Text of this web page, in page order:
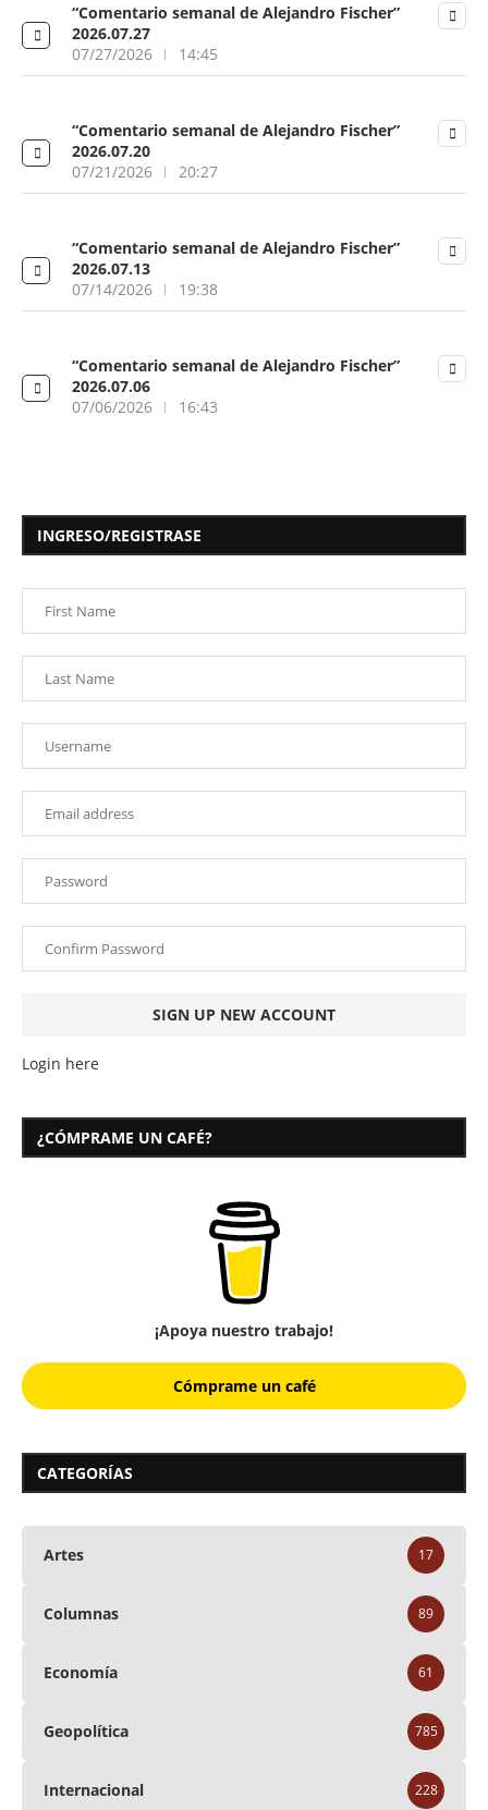
“Comentario semanal de Alejandro Fischer”
2026.07.27
07/27/2026
14:45
“Comentario semanal de Alejandro Fischer”
2026.07.20
07/21/2026
20:27
“Comentario semanal de Alejandro Fischer”
2026.07.13
07/14/2026
19:38
“Comentario semanal de Alejandro Fischer”
2026.07.06
07/06/2026
16:43
INGRESO/REGISTRASE
Login here
¿CÓMPRAME UN CAFÉ?
¡Apoya nuestro trabajo!
Cómprame un café
CATEGORÍAS
Artes 17
Columnas 89
Economía 61
Geopolítica 785
Internacional 228